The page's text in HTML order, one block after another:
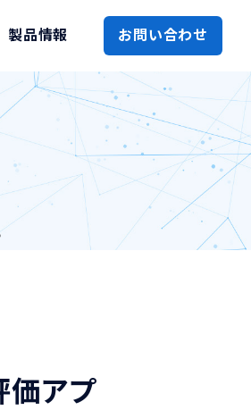
製品情報 お問い合わせ
価アプ